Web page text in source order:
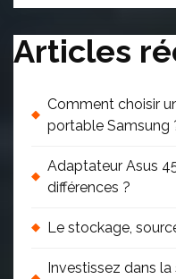
Articles
Comment choisir
portable Samsung
Adaptateur Asus
différences ?
Le stockage,
Investissez dans